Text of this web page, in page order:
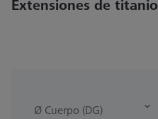
Extensiones de titanio
Ø Cuerpo (DG)